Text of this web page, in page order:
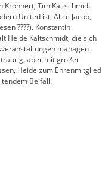
Kröhnert, Tim Kaltschmidt
United ist, Alice Jacob,
????). Konstantin
Heide Kaltschmidt, die sich
managen
traurig, aber mit großer
Heide zum Ehrenmitglied
Beifall.